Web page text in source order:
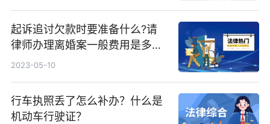
起诉追讨欠款时要准备什么?请
律师办理离婚案一般费用是多
少？
2023-05-10
行车执照丢了怎么补办？什么是
机动车行驶证？